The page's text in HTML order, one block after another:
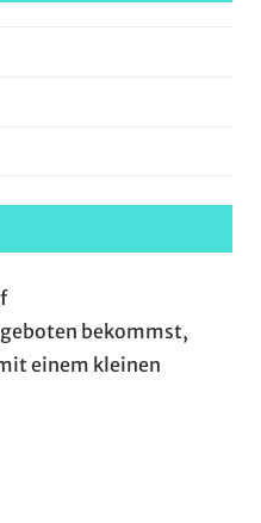
bekommst,
einem kleinen